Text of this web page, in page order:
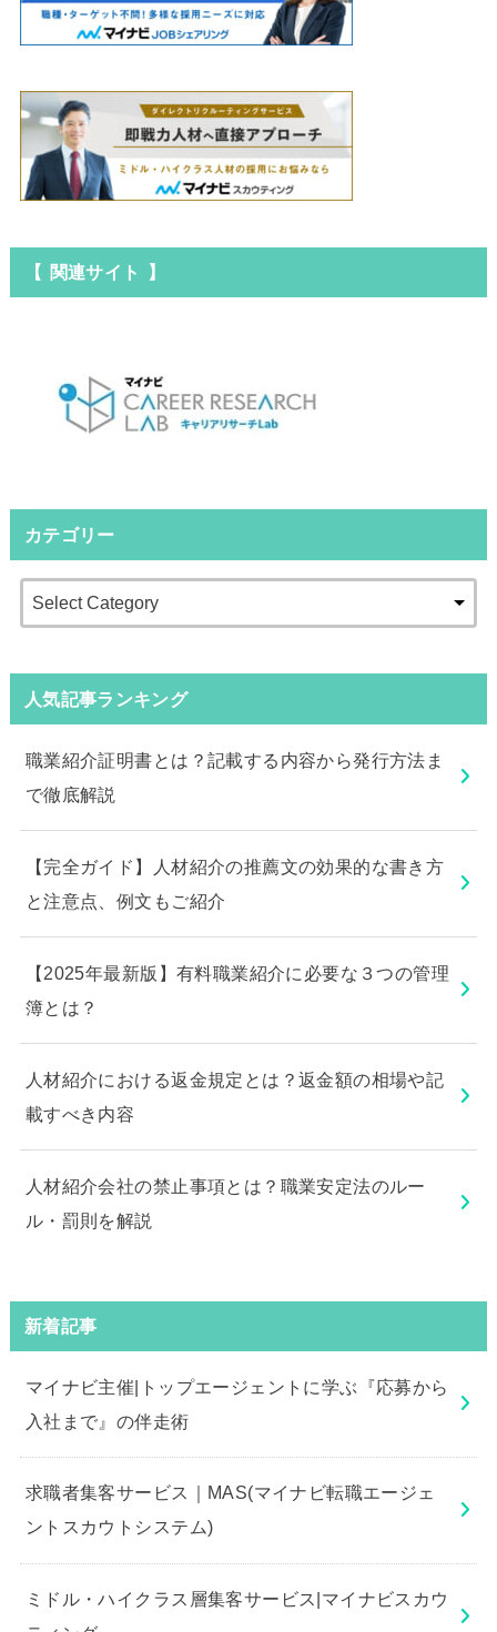
【 関連サイト 】
カテゴリー
人気記事ランキング
職業紹介証明書とは？記載する内容から発行方法ま
で徹底解説
【完全ガイド】人材紹介の推薦文の効果的な書き方
と注意点、例文もご紹介
【2025年最新版】有料職業紹介に必要な３つの管理
簿とは？
人材紹介における返金規定とは？返金額の相場や記
載すべき内容
人材紹介会社の禁止事項とは？職業安定法のルー
ル・罰則を解説
新着記事
マイナビ主催|トップエージェントに学ぶ『応募から
入社まで』の伴走術
求職者集客サービス｜MAS(マイナビ転職エージェ
ントスカウトシステム)
ミドル・ハイクラス層集客サービス|マイナビスカウ